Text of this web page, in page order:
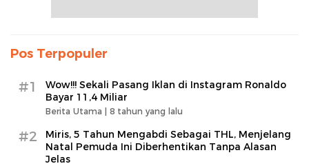
Pos Terpopuler
#1
Wow!!! Sekali Pasang Iklan di Instagram Ronaldo
Bayar 11,4 Miliar
Berita Utama | 8 tahun yang lalu
#2
Miris, 5 Tahun Mengabdi Sebagai THL, Menjelang
Natal Pemuda Ini Diberhentikan Tanpa Alasan
Jelas